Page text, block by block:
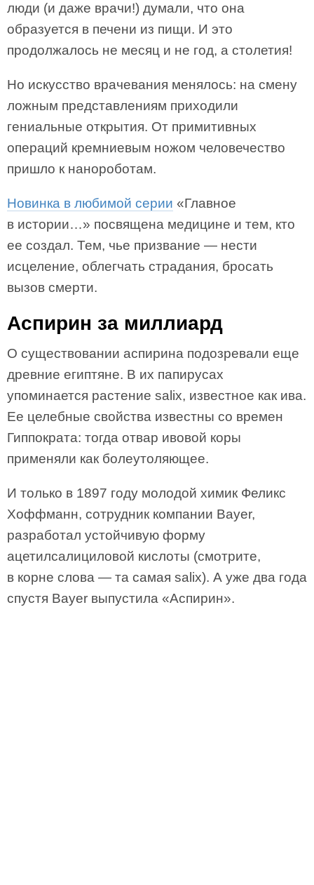
люди (и даже врачи!) думали, что она
образуется в печени из пищи. И это
продолжалось не месяц и не год, а столетия!
Но искусство врачевания менялось: на смену
ложным представлениям приходили
гениальные открытия. От примитивных
операций кремниевым ножом человечество
пришло к нанороботам.
Новинка в любимой серии «Главное
в истории…» посвящена медицине и тем, кто
ее создал. Тем, чье призвание — нести
исцеление, облегчать страдания, бросать
вызов смерти.
Аспирин за миллиард
О существовании аспирина подозревали еще
древние египтяне. В их папирусах
упоминается растение salix, известное как ива.
Ее целебные свойства известны со времен
Гиппократа: тогда отвар ивовой коры
применяли как болеутоляющее.
И только в 1897 году молодой химик Феликс
Хоффманн, сотрудник компании Bayer,
разработал устойчивую форму
ацетилсалициловой кислоты (смотрите,
в корне слова — та самая salix). А уже два года
спустя Bayer выпустила «Аспирин».